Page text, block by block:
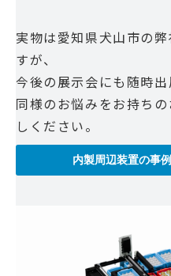
実物は愛知県犬山市の
すが、
今後の展示会にも随時出
同様のお悩みをお持ち
しください。
内製周辺装置の事